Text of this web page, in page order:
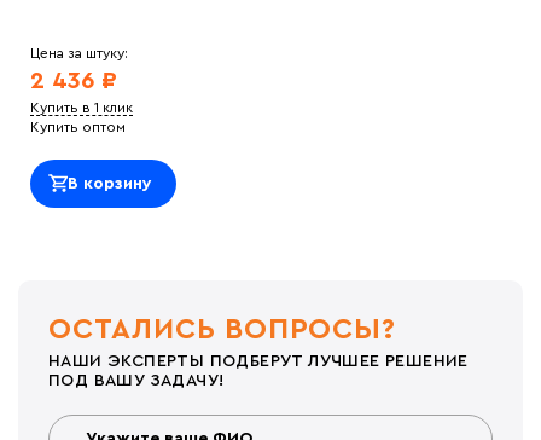
Цена за штуку:
2 436 ₽
Купить в 1 клик
Купить оптом
В корзину
ОСТАЛИСЬ ВОПРОСЫ?
НАШИ ЭКСПЕРТЫ ПОДБЕРУТ ЛУЧШЕЕ РЕШЕНИЕ
ПОД ВАШУ ЗАДАЧУ!